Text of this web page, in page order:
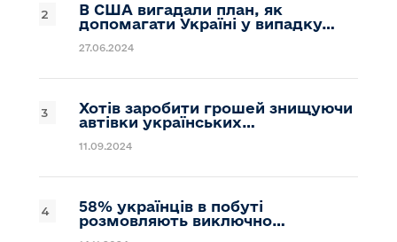
В США вигадали план, як
допомагати Україні у випадку…
27.06.2024
Хотів заробити грошей знищуючи
автівки українських…
11.09.2024
58% українців в побуті
розмовляють виключно…